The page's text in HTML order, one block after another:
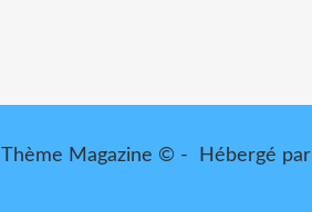
Thème Magazine © - Hébergé par